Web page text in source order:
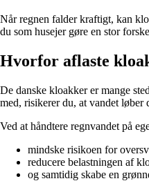
Når regnen falder kraftigt, kan
du som husejer gøre en stor
Hvorfor aflaste
De danske kloakker er mange
med, risikerer du, at vandet
Ved at håndtere regnvandet på
mindske risikoen for
reducere belastningen af
og samtidig skabe en